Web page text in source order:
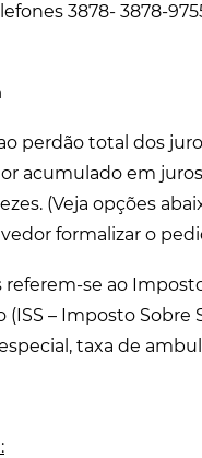
3878- 3878-
perdão total dos
acumulado em
(Veja opções
formalizar o
se ao
– Imposto Sobre
taxa de